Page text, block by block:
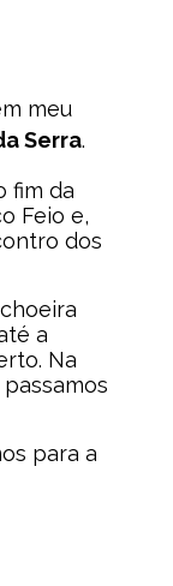
meu
Serra.
fim da
Feio e,
dos
a
Na
para a